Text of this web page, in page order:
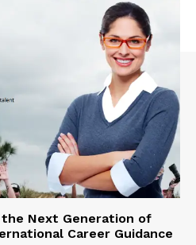
the Next Generation of
Career Guidance